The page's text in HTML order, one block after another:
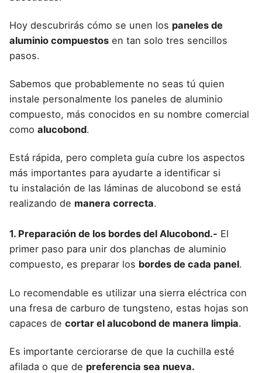
Hoy descubrirás cómo se unen los paneles de
aluminio compuestos en tan solo tres sencillos
pasos.
Sabemos que probablemente no seas tú quien
instale personalmente los paneles de aluminio
compuesto, más conocidos en su nombre comercial
como alucobond.
Está rápida, pero completa guía cubre los aspectos
más importantes para ayudarte a identificar si
tu instalación de las láminas de alucobond se está
realizando de manera correcta.
1. Preparación de los bordes del Alucobond.- El
primer paso para unir dos planchas de aluminio
compuesto, es preparar los bordes de cada panel.
Lo recomendable es utilizar una sierra eléctrica con
una fresa de carburo de tungsteno, estas hojas son
capaces de cortar el alucobond de manera limpia.
Es importante cerciorarse de que la cuchilla esté
afilada o que de preferencia sea nueva.